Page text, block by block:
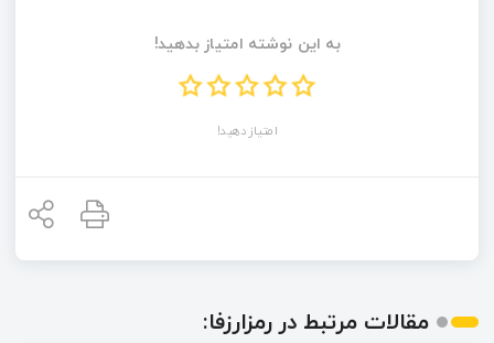
به این نوشته امتیاز بدهید!
امتیاز دهید!
مقالات مرتبط در رمزارزفا: